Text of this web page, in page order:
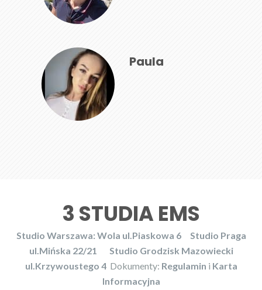
Paula
3 STUDIA EMS
Studio Warszawa: Wola ul.Piaskowa 6
Studio Praga
ul.Mińska 22/21
Studio Grodzisk Mazowiecki
ul.Krzywoustego 4 Dokumenty: Regulamin i Karta
Informacyjna